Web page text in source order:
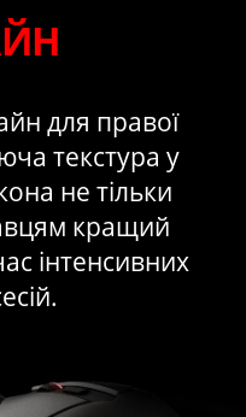
для правої
текстура у
не тільки
кращий
інтенсивних